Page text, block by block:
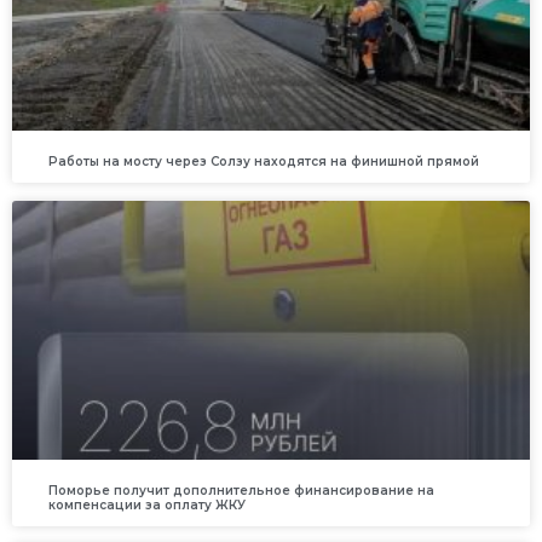
Работы на мосту через Солзу находятся на финишной прямой
Поморье получит дополнительное финансирование на
компенсации за оплату ЖКУ